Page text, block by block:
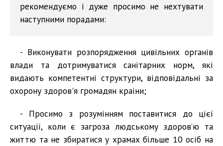
рекомендуємо і дуже просимо не нехтувати
наступними порадами:
- Виконувати розпорядження цивільних органів
влади та дотримуватися санітарних норм, які
видають компетентні структури, відповідальні за
охорону здоров'я громадян країни;
- Просимо з розумінням поставитися до цієї
ситуації, коли є загроза людському здоров’ю та
життю та не збиратися у храмах більше 10 осіб на